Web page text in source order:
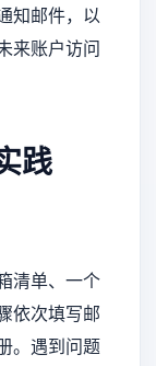
知邮件，以
来账户访问
践
清单、一个
依次填写邮
。遇到问题